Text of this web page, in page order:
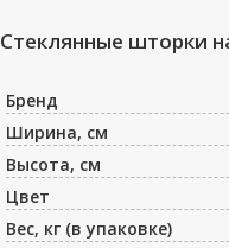
Стеклянные шторки
Бренд
Ширина, см
Высота, см
Цвет
Вес, кг (в упаковке)